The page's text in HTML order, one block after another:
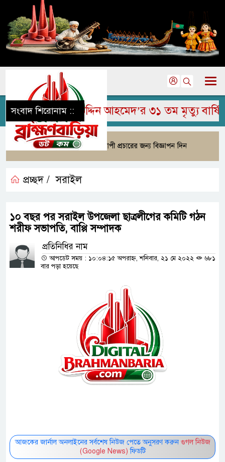
সংবাদ শিরোনাম ::
জামির উদ্দিন আহমেদ’র ৩১ তম মৃত্যু বার্ষিকী
প্রচ্ছদ / সরাইল
১০ বছর পর সরাইল উপজেলা ছাত্রলীগের কমিটি গঠন
শরীফ সভাপতি, বাপ্পি সম্পাদক
প্রতিনিধির নাম
আপডেট সময় : ১০:০৪:১৫ অপরাহ্ন, শনিবার, ২১ মে ২০২২
৬৮১
বার পড়া হয়েছে
আজকের জার্নাল অনলাইনের সর্বশেষ নিউজ পেতে অনুসরণ করুন গুগল নিউজ
(Google News) ফিডটি